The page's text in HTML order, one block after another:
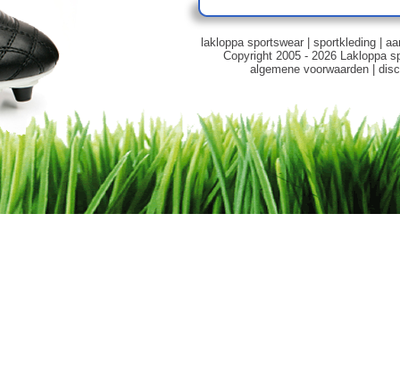
lakloppa sportswear| sportkleding|
Copyright 2005 - 2026 Lakloppa
algemene voorwaarden